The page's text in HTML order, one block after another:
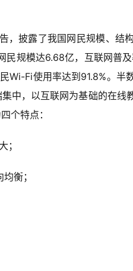
，披露了我国网民规模、结
民规模达6.68亿，互联网普
Wi-Fi使用率达到91.8%。半
中，以互联网为基础的在线
个特点：
；
衡；